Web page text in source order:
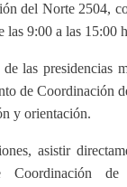
del Norte 2504,
las 9:00 a las 15:00
las presidencias
de Coordinación
y orientación.
asistir
Coordinación